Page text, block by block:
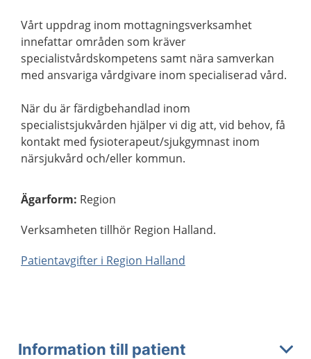
Vårt uppdrag inom mottagningsverksamhet
innefattar områden som kräver
specialistvårdskompetens samt nära samverkan
med ansvariga vårdgivare inom specialiserad vård.
När du är färdigbehandlad inom
specialistsjukvården hjälper vi dig att, vid behov, få
kontakt med fysioterapeut/sjukgymnast inom
närsjukvård och/eller kommun.
Ägarform: Region
Verksamheten tillhör Region Halland.
Patientavgifter i Region Halland
Information till patient